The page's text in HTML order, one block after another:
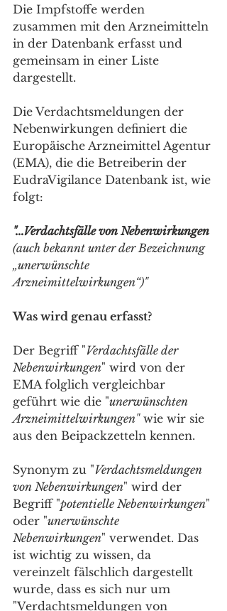
Die Impfstoffe werden
zusammen mit den Arzneimitteln
in der Datenbank erfasst und
gemeinsam in einer Liste
dargestellt.
Die Verdachtsmeldungen der
Nebenwirkungen definiert die
Europäische Arzneimittel Agentur
(EMA), die die Betreiberin der
EudraVigilance Datenbank ist, wie
folgt:
"...Verdachtsfälle von Nebenwirkungen
(auch bekannt unter der Bezeichnung
„unerwünschte
Arzneimittelwirkungen“)"
Was wird genau erfasst?
Der Begriff "Verdachtsfälle der
Nebenwirkungen" wird von der
EMA folglich vergleichbar
geführt wie die "unerwünschten
Arzneimittelwirkungen" wie wir sie
aus den Beipackzetteln kennen.
Synonym zu "Verdachtsmeldungen
von Nebenwirkungen" wird der
Begriff "potentielle Nebenwirkungen"
oder "unerwünschte
Nebenwirkungen" verwendet. Das
ist wichtig zu wissen, da
vereinzelt fälschlich dargestellt
wurde, dass es sich nur um
"Verdachtsmeldungen von